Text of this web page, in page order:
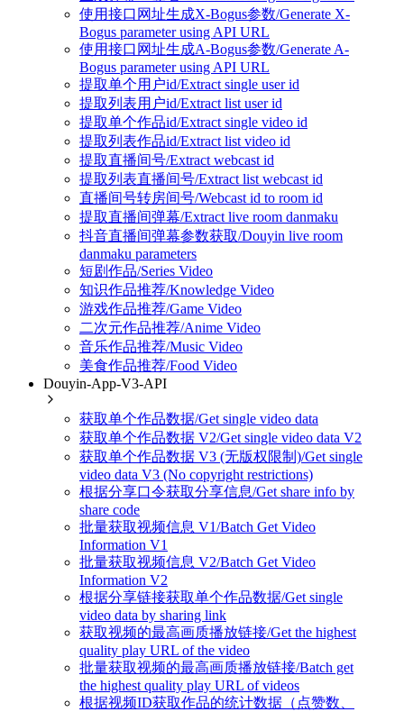
使用接口网址生成X-Bogus参数/Generate X-
Bogus parameter using API URL
使用接口网址生成A-Bogus参数/Generate A-
Bogus parameter using API URL
提取单个用户id/Extract single user id
提取列表用户id/Extract list user id
提取单个作品id/Extract single video id
提取列表作品id/Extract list video id
提取直播间号/Extract webcast id
提取列表直播间号/Extract list webcast id
直播间号转房间号/Webcast id to room id
提取直播间弹幕/Extract live room danmaku
抖音直播间弹幕参数获取/Douyin live room
danmaku parameters
短剧作品/Series Video
知识作品推荐/Knowledge Video
游戏作品推荐/Game Video
二次元作品推荐/Anime Video
音乐作品推荐/Music Video
美食作品推荐/Food Video
Douyin-App-V3-API
获取单个作品数据/Get single video data
获取单个作品数据 V2/Get single video data V2
获取单个作品数据 V3 (无版权限制)/Get single
video data V3 (No copyright restrictions)
根据分享口令获取分享信息/Get share info by
share code
批量获取视频信息 V1/Batch Get Video
Information V1
批量获取视频信息 V2/Batch Get Video
Information V2
根据分享链接获取单个作品数据/Get single
video data by sharing link
获取视频的最高画质播放链接/Get the highest
quality play URL of the video
批量获取视频的最高画质播放链接/Batch get
the highest quality play URL of videos
根据视频ID获取作品的统计数据（点赞数、